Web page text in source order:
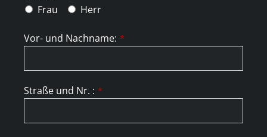
Frau Herr
Vor- und Nachname: *
Straße und Nr. : *